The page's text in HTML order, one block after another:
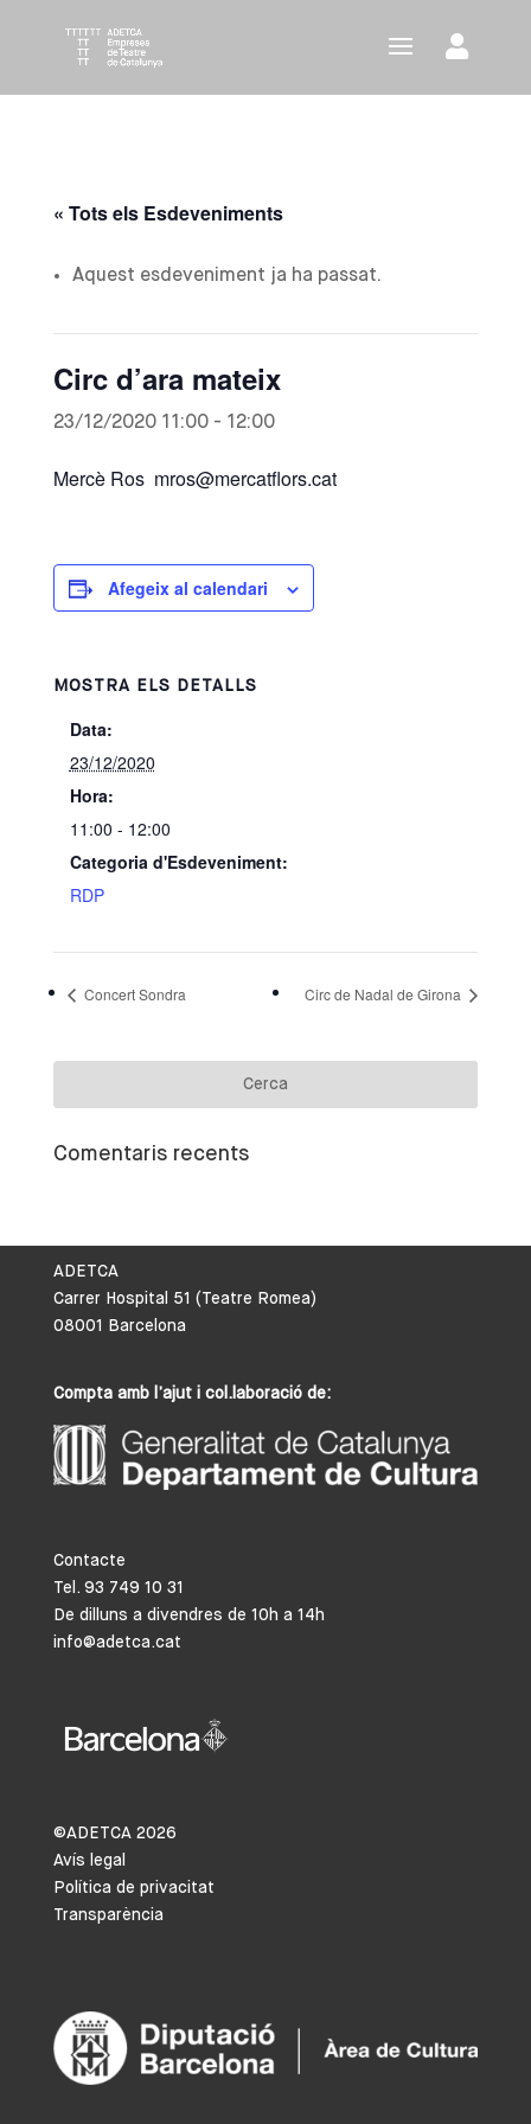
« Tots els Esdeveniments
Aquest esdeveniment ja ha passat.
Circ d’ara mateix
23/12/2020 11:00- 12:00
Mercè Ros mros@mercatflors.cat
Afegeix al calendari
MOSTRA ELS DETALLS
Data:
23/12/2020
Hora:
11:00 - 12:00
Categoria d'Esdeveniment:
RDP
Concert Sondra Circ de Nadal de Girona
Comentaris recents
ADETCA
Carrer Hospital 51 (Teatre Romea)
08001 Barcelona
Compta amb l’ajut i col.laboració de:
Contacte
Tel. 93 749 10 31
De dilluns a divendres de 10h a 14h
info@adetca.cat
©ADETCA 2026
Avís legal
Política de privacitat
Transparència